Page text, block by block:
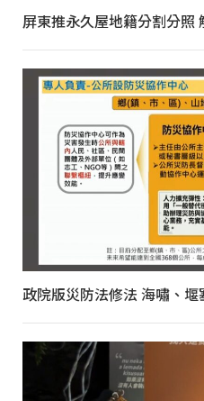
屏東推永久屋地籍分割分照
政院版災防法修法 海嘯、